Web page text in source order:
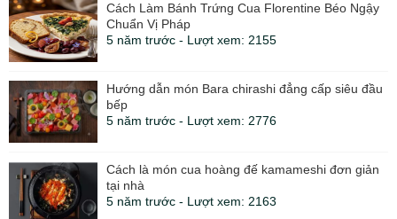
Cách Làm Bánh Trứng Cua Florentine Béo Ngậy
Chuẩn Vị Pháp
5 năm trước - Lượt xem: 2155
Hướng dẫn món Bara chirashi đẳng cấp siêu đầu
bếp
5 năm trước - Lượt xem: 2776
Cách là món cua hoàng đế kamameshi đơn giản
tại nhà
5 năm trước - Lượt xem: 2163